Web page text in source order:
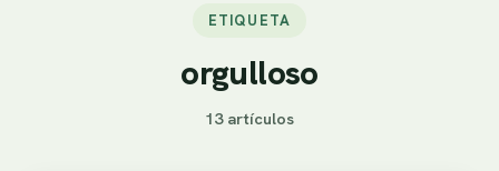
ETIQUETA
orgulloso
13 artículos